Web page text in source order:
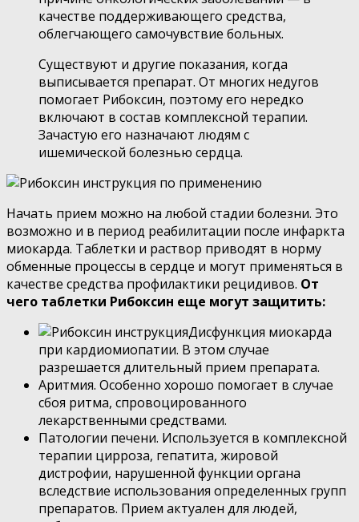
качестве поддерживающего средства,
облегчающего самочувствие больных.
Существуют и другие показания, когда
выписывается препарат. От многих недугов
помогает Рибоксин, поэтому его нередко
включают в состав комплексной терапии.
Зачастую его назначают людям с
ишемической болезнью сердца.
Начать прием можно на любой стадии болезни. Это
возможно и в период реабилитации после инфаркта
миокарда. Таблетки и раствор приводят в норму
обменные процессы в сердце и могут применяться в
качестве средства профилактики рецидивов. От
чего таблетки Рибоксин еще могут защитить:
Дисфункция миокарда
при кардиомиопатии. В этом случае
разрешается длительный прием препарата.
Аритмия. Особенно хорошо помогает в случае
сбоя ритма, спровоцированного
лекарственными средствами.
Патологии печени. Используется в комплексной
терапии цирроза, гепатита, жировой
дистрофии, нарушенной функции органа
вследствие использования определенных групп
препаратов. Прием актуален для людей,